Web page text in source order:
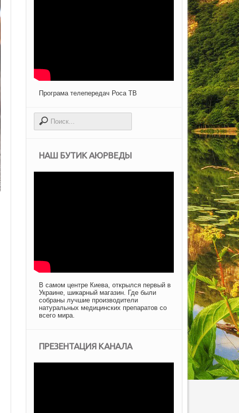
Програма телепередач Роса ТВ
НАШ БУТИК АЮРВЕДЫ
В самом центре Киева, открылся первый в
Украине, шикарный магазин. Где были
собраны лучшие производители
натуральных медицинских препаратов со
всего мира.
ПРЕЗЕНТАЦИЯ КАНАЛА